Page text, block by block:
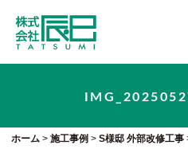
ホーム> 施工事例 > S様邸 外部改修工事